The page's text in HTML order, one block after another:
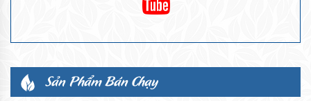
Sản Phẩm Bán Chạy